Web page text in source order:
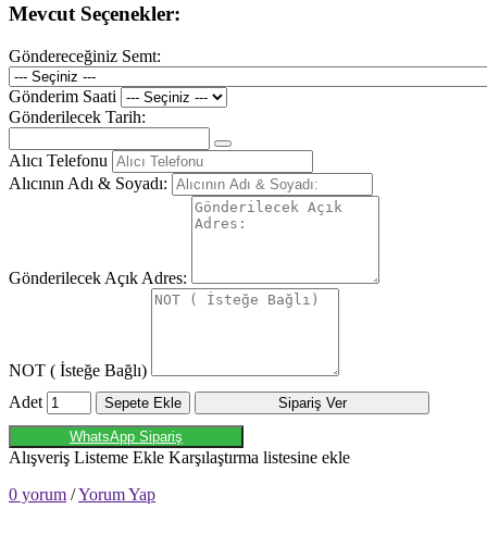
Mevcut Seçenekler:
Göndereceğiniz Semt:
Gönderim Saati
Gönderilecek Tarih:
Alıcı Telefonu
Alıcının Adı & Soyadı:
Gönderilecek Açık Adres:
NOT ( İsteğe Bağlı)
Adet
Sepete Ekle Sipariş Ver
WhatsApp Sipariş
Alışveriş Listeme Ekle Karşılaştırma listesine ekle
0 yorum /Yorum Yap